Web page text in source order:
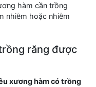
hàm cần trồng
nhiễm hoặc nhiễm
răng được
xương hàm có trồng